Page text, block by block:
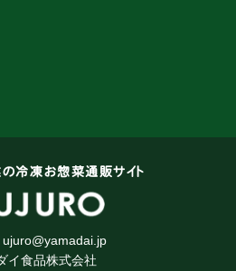
冷凍お惣菜通販サイト
ujuro@yamadai.jp
イ食品株式会社